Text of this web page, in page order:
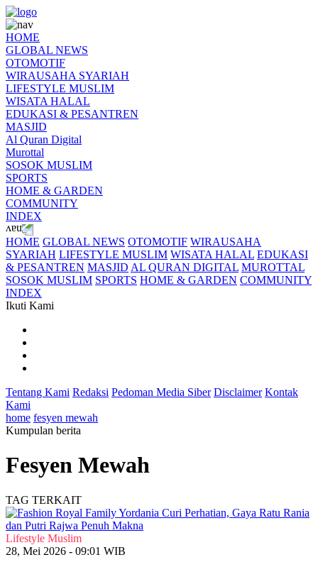
HOME
GLOBAL NEWS
OTOMOTIF
WIRAUSAHA SYARIAH
LIFESTYLE MUSLIM
WISATA HALAL
EDUKASI & PESANTREN
MASJID
Al Quran Digital
Murottal
SOSOK MUSLIM
SPORTS
HOME & GARDEN
COMMUNITY
INDEX
HOME GLOBAL NEWS OTOMOTIF WIRAUSAHA
SYARIAH LIFESTYLE MUSLIM WISATA HALAL EDUKASI
& PESANTREN MASJID AL QURAN DIGITAL MUROTTAL
SOSOK MUSLIM SPORTS HOME & GARDEN COMMUNITY
INDEX
Ikuti Kami
Tentang Kami Redaksi Pedoman Media Siber Disclaimer Kontak
Kami
home fesyen mewah
Kumpulan berita
Fesyen Mewah
TAG TERKAIT
Lifestyle Muslim
28, Mei 2026 - 09:01 WIB